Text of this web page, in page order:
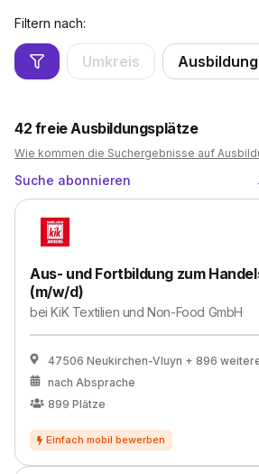
Filtern nach:
Umkreis
42 freie Ausbildungsplätze
Wie kommen die Suchergebnisse auf
Suche abonnieren
Aus- und Fortbildung zum
(m/w/d)
beiKiK Textilien und Non-Food GmbH
47506 Neukirchen-Vluyn + 896
nach Absprache
899 Plätze